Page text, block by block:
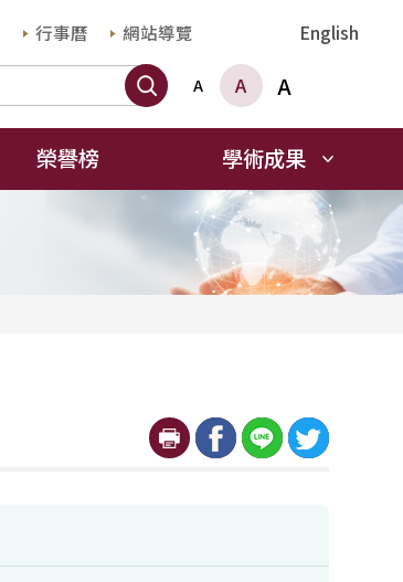
行事曆 網站導覽 English
搜尋A A A
榮譽榜 學術成果